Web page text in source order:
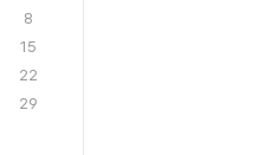
8
15
22
29